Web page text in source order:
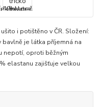
i potištěno v ČR. Složení:
bavlně je látka příjemná na
nepotí, oproti běžným
elastanu zajišťuje velkou